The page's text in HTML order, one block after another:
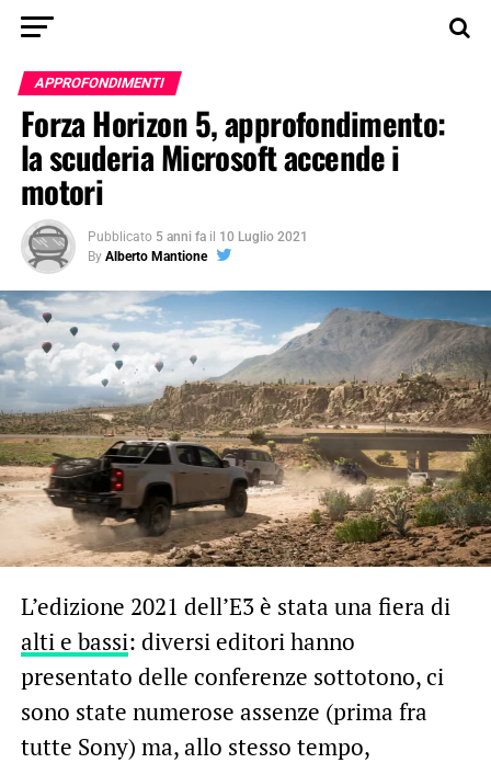
APPROFONDIMENTI
Forza Horizon 5, approfondimento:
la scuderia Microsoft accende i
motori
Pubblicato 5 anni fa il 10 Luglio 2021
By Alberto Mantione
L’edizione 2021 dell’E3 è stata una fiera di
alti e bassi: diversi editori hanno
presentato delle conferenze sottotono, ci
sono state numerose assenze (prima fra
tutte Sony) ma, allo stesso tempo,